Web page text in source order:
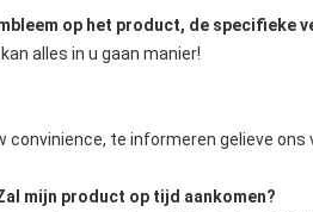
op het product, de specifieke
alles in u gaan manier!
convinience, te informeren gelieve ons
mijn product op tijd aankomen?